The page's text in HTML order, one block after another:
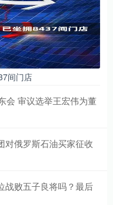
间门店
会 审议选举王宏伟为董
对俄罗斯石油买家征收
战败五子良将吗？最后